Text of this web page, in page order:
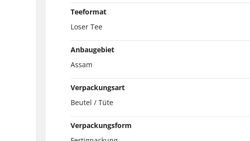
Teeformat
Loser Tee
Anbaugebiet
Assam
Verpackungsart
Beutel / Tüte
Verpackungsform